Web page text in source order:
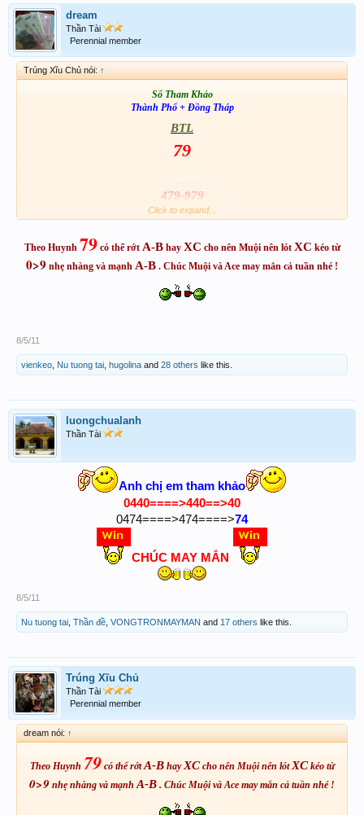
dream
Thần Tài
Perennial member
Trúng Xĩu Chủ nói: ↑
Số Tham Khảo
Thành Phố + Đồng Tháp
BTL
79
479-979
AB + XC
868-252-967-909-851
Thân Chúc đầu tuần Đại thắng & May Mắn
Click to expand...
Theo Huynh 79có thể rớt A-Bhay XC cho nên Muội nên lót XC kéo từ
0>9 nhẹ nhàng và mạnh A-B . Chúc Muội và Ace may mắn cả tuần nhé !
8/5/11
vienkeo Nu tuong tai hugolina and 28 others like this.
luongchualanh
Thần Tài
Anh chị em tham khảo
0440====>440==>40
0474====>474====>74
CHÚC MAY MẮN
8/5/11
Nu tuong tai Thần đề VONGTRONMAYMAN and 17 others like this.
Trúng Xĩu Chủ
Thần Tài
Perennial member
dream nói: ↑
Theo Huynh 79có thể rớtA-Bhay XCcho nên Muội nên lót XCkéo từ
0>9 nhẹ nhàng và mạnh A-B . Chúc Muội và Ace may mắn cả tuần nhé !